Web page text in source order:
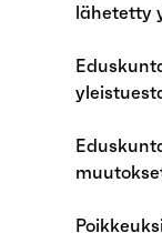
lähetetty